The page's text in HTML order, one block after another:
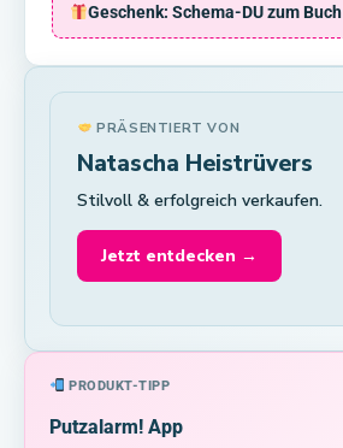
Geschenk: Schema-DU zum Buch
PRÄSENTIERT VON
Natascha Heistrüvers
Stilvoll & erfolgreich verkaufen.
Jetzt entdecken →
PRODUKT-TIPP
Putzalarm! App